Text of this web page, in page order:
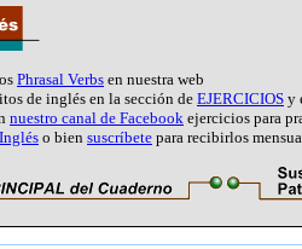
Phrasal Verbs en nuestra web
de inglés en la sección de EJERCICIOS y
nuestro canal de Facebook ejercicios para
o bien suscríbete para recibirlos